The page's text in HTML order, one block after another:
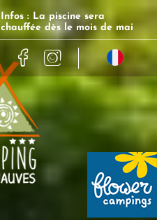
Infos : La piscine sera
chauffée dès le mois de mai